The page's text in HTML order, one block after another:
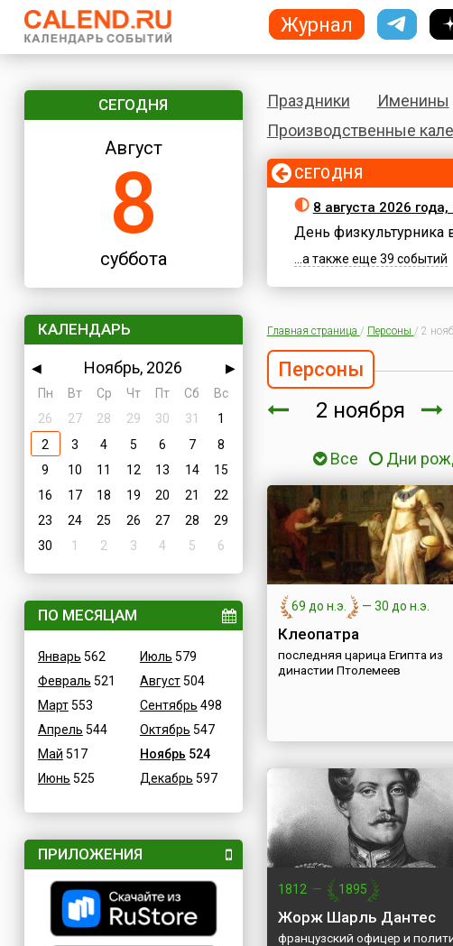
СЕГОДНЯ
Август
8
суббота
КАЛЕНДАРЬ
◀ Ноябрь, 2026
▶
Пн
Вт Ср Чт Пт Сб
Вс
26
27 28 29 30 31
1
2
3 4 5 6 7
8
9
10 11 12 13 14
15
16
17 18 19 20 21
22
23
24 25 26 27 28
29
30
1 2 3 4 5 6
ПО МЕСЯЦАМ
Январь 562
Февраль 521
Март553
Апрель 544
Май 517
Июнь 525
Июль 579
Август504
Сентябрь 498
Октябрь 547
Ноябрь 524
Декабрь 597
ПРИЛОЖЕНИЯ
Праздники Именины
Производственные
СЕГОДНЯ
8 августа 2026 года,
День физкультурника
...а также еще 39 событий
Главная страница / Персоны / 2
Персоны
2 ноября
Все Дни
69 до н.э. — 30 до н.э.
Клеопатра
последняя царица Египта из
династии Птолемеев
1812 — 1895
Жорж Шарль Дантес
французский офицер и
Журнал